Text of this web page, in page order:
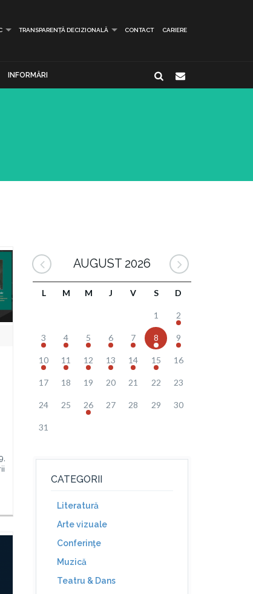
TRANSPARENȚĂ DECIZIONALĂ CONTACT CARIERE
INFORMĂRI
AUGUST 2026
L M M J V S D
1 2
3 4 5 6 7 8 9
10 11 12 13 14 15 16
17 18 19 20 21 22 23
24 25 26 27 28 29 30
31
CATEGORII
Literatură
Arte vizuale
Conferinţe
Muzică
Teatru & Dans